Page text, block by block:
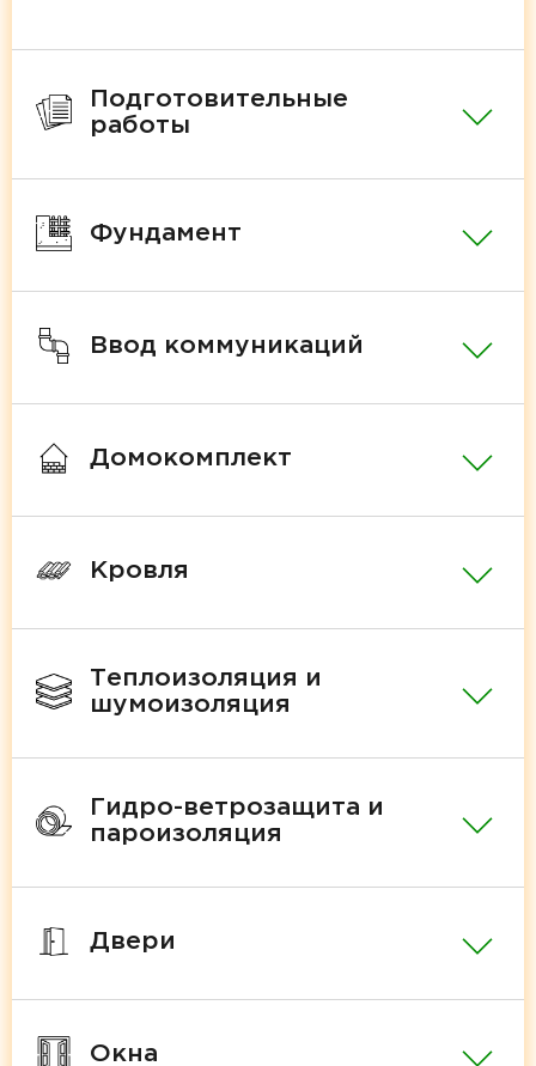
Подготовительные
работы
Фундамент
Ввод коммуникаций
Домокомплект
Кровля
Теплоизоляция и
шумоизоляция
Гидро-ветрозащита и
пароизоляция
Двери
Окна